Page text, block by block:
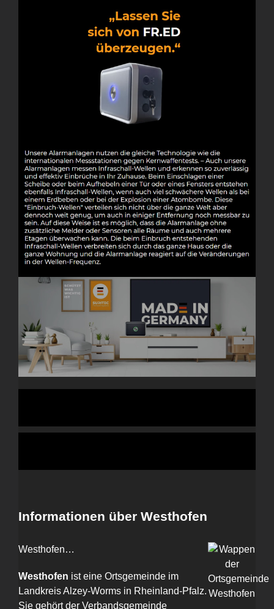
Informationen über Westhofen
Westhofen…
Westhofen ist eine Ortsgemeinde im
Landkreis Alzey-Worms in Rheinland-Pfalz.
Sie gehört der Verbandsgemeinde